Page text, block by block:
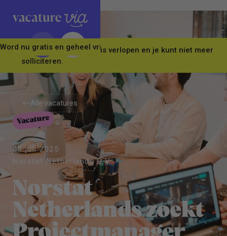
Word nu gratis en geheel vrijblijvend lid van ons Vacature Via
Let op! Deze vacature is verlopen en je kunt niet meer
solliciteren.
Alle vacatures
Alle vacatures
Vacature
08 juli 2025
Norstat Netherlands B.V.
Norstat
Netherlands zoekt